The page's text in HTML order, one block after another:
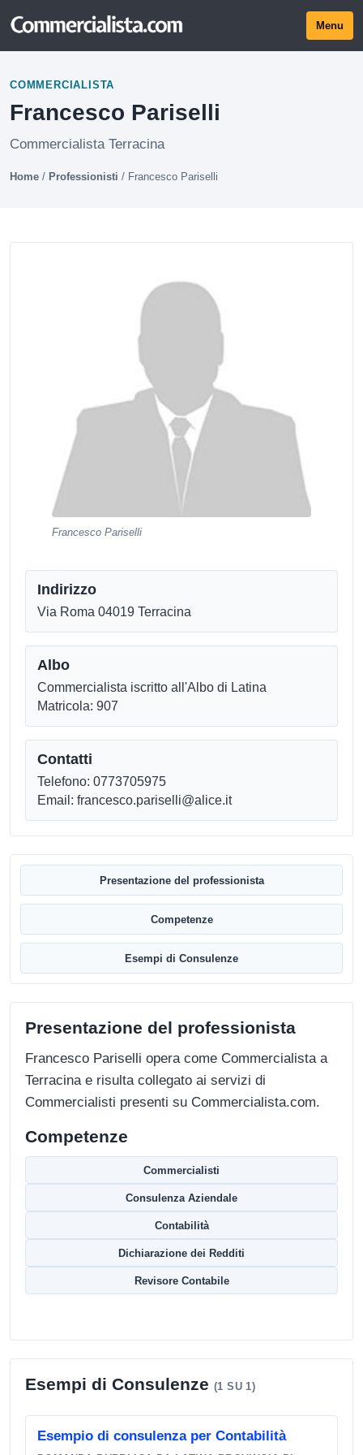
Menu
COMMERCIALISTA
Francesco Pariselli
Commercialista Terracina
Home / Professionisti / Francesco Pariselli
Francesco Pariselli
Indirizzo
Via Roma 04019 Terracina
Albo
Commercialista iscritto all'Albo di Latina
Matricola: 907
Contatti
Telefono: 0773705975
Email: francesco.pariselli@alice.it
Presentazione del professionista
Competenze
Esempi di Consulenze
Presentazione del professionista
Francesco Pariselli opera come Commercialista a
Terracina e risulta collegato ai servizi di
Commercialisti presenti su Commercialista.com.
Competenze
Commercialisti
Consulenza Aziendale
Contabilità
Dichiarazione dei Redditi
Revisore Contabile
Esempi di Consulenze (1 SU 1)
Esempio di consulenza per Contabilità